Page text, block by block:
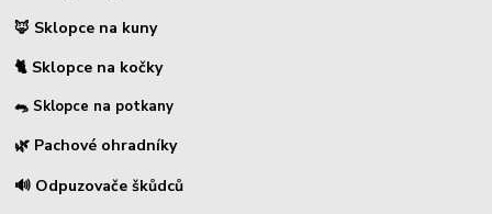
🦊 Sklopce na kuny
🐈 Sklopce na kočky
🐀 Sklopce na potkany
🌿 Pachové ohradníky
🔊 Odpuzovače škůdců